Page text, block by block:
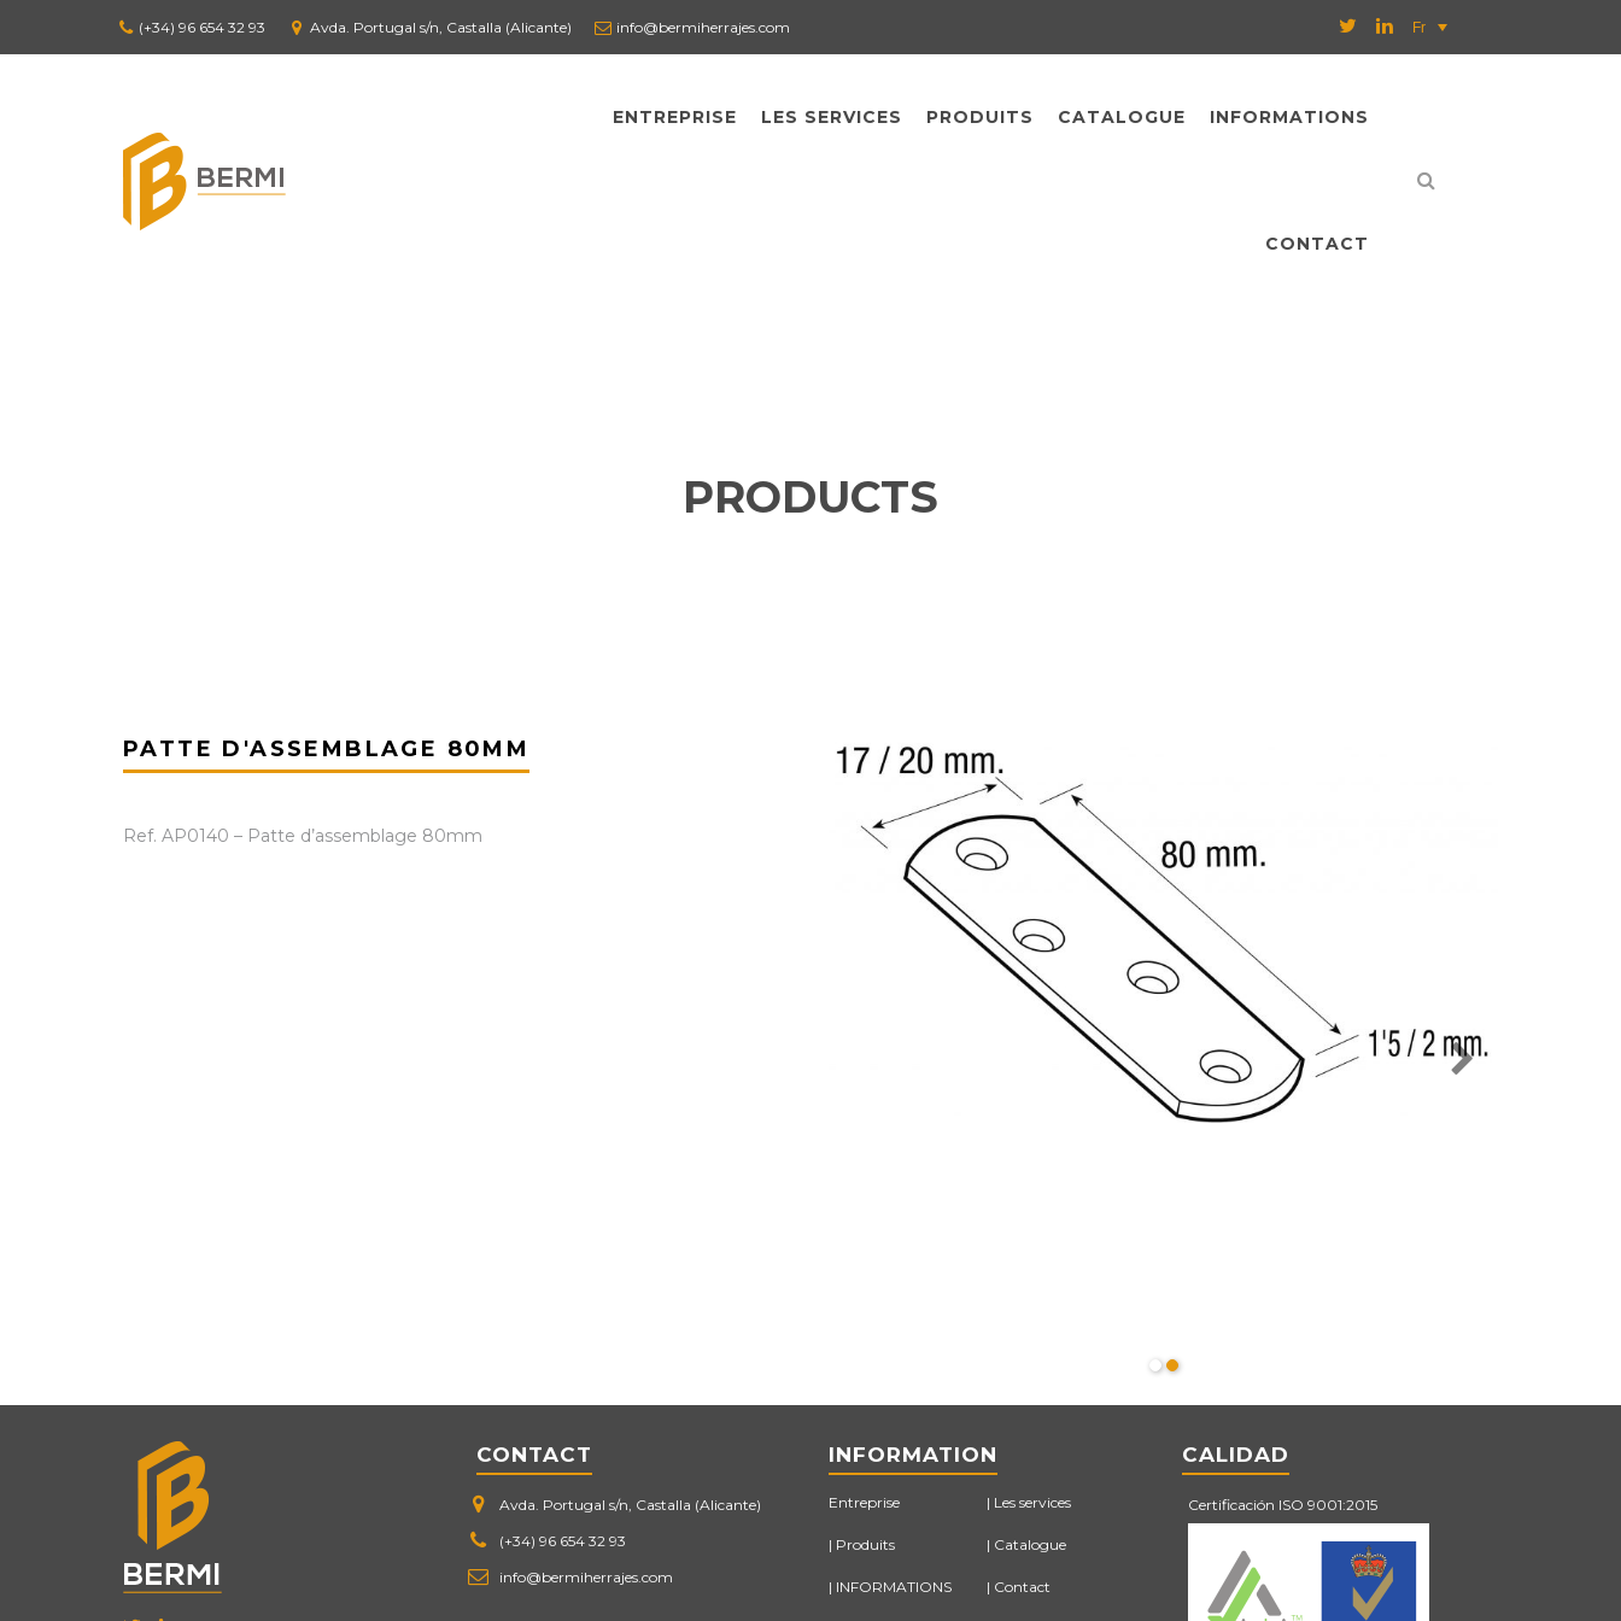
(+34) 96 654 32 93 Avda. Portugal s/n, Castalla (Alicante) info@bermiherrajes.com Fr
ENTREPRISE LES SERVICES PRODUITS CATALOGUE INFORMATIONS
CONTACT
PRODUCTS
PATTE D'ASSEMBLAGE 80MM
Ref. AP0140 – Patte d’assemblage 80mm
CONTACT
Avda. Portugal s/n, Castalla (Alicante)
(+34) 96 654 32 93
info@bermiherrajes.com
INFORMATION
Entreprise Les services
Produits Catalogue
INFORMATIONS Contact
CALIDAD
Certificación ISO 9001:2015